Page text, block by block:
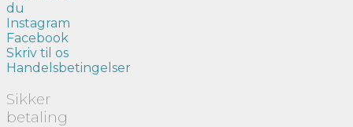
du
Instagram
Facebook
Skriv til os
Handelsbetingelser
Sikker
betaling